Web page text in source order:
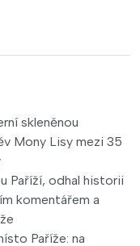
skleněnou
Mony Lisy mezi 35
Paříží, odhal historii
komentářem a
Paříže: na